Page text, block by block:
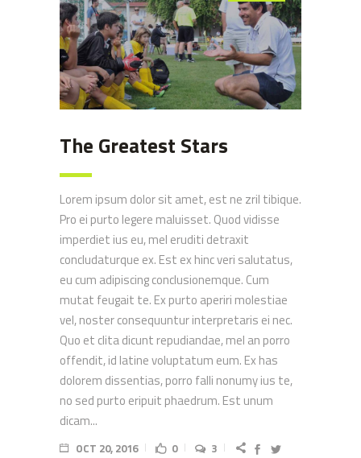
The Greatest Stars
Lorem ipsum dolor sit amet, est ne zril tibique.
Pro ei purto legere maluisset. Quod vidisse
imperdiet ius eu, mel eruditi detraxit
concludaturque ex. Est ex hinc veri salutatus,
eu cum adipiscing conclusionemque. Cum
mutat feugait te. Ex purto aperiri molestiae
vel, noster consequuntur interpretaris ei nec.
Quo et clita dicunt repudiandae, mel an porro
offendit, id latine voluptatum eum. Ex has
dolorem dissentias, porro falli nonumy ius te,
no sed purto eripuit phaedrum. Est unum
dicam...
OCT 20, 2016 0 3